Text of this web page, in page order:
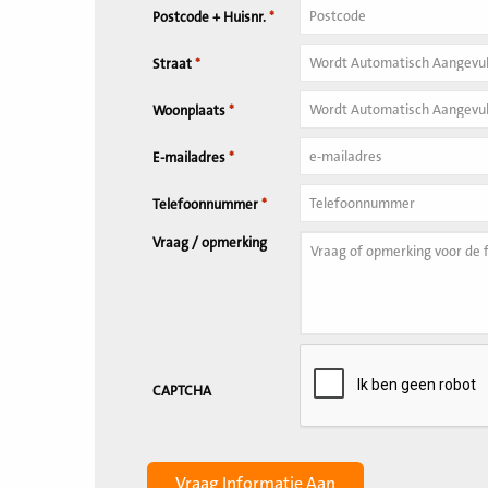
Postcode + Huisnr. *
Straat *
Woonplaats *
E-mailadres *
Telefoonnummer *
Vraag / opmerking
CAPTCHA